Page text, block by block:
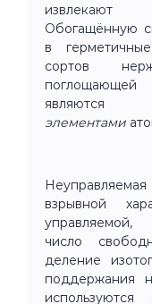
извлекают
Обогащённую
в
сортов
элементами
взрывной
управляемой,
число
деление
поддержания